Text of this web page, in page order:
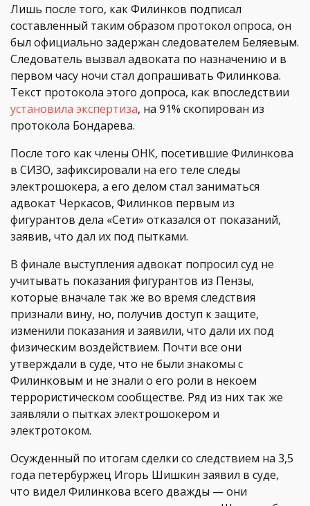
Лишь после того, как Филинков подписал
составленный таким образом протокол опроса, он
был официально задержан следователем Беляевым.
Следователь вызвал адвоката по назначению и в
первом часу ночи стал допрашивать Филинкова.
Текст протокола этого допроса, как впоследствии
установила экспертиза, на 91% скопирован из
протокола Бондарева.
После того как члены ОНК, посетившие Филинкова
в СИЗО, зафиксировали на его теле следы
электрошокера, а его делом стал заниматься
адвокат Черкасов, Филинков первым из
фигурантов дела «Сети» отказался от показаний,
заявив, что дал их под пытками.
В финале выступления адвокат попросил суд не
учитывать показания фигурантов из Пензы,
которые вначале так же во время следствия
признали вину, но, получив доступ к защите,
изменили показания и заявили, что дали их под
физическим воздействием. Почти все они
утверждали в суде, что не были знакомы с
Филинковым и не знали о его роли в некоем
террористическом сообществе. Ряд из них так же
заявляли о пытках электрошокером и
электротоком.
Осужденный по итогам сделки со следствием на 3,5
года петербуржец Игорь Шишкин заявил в суде,
что видел Филинкова всего дважды — они